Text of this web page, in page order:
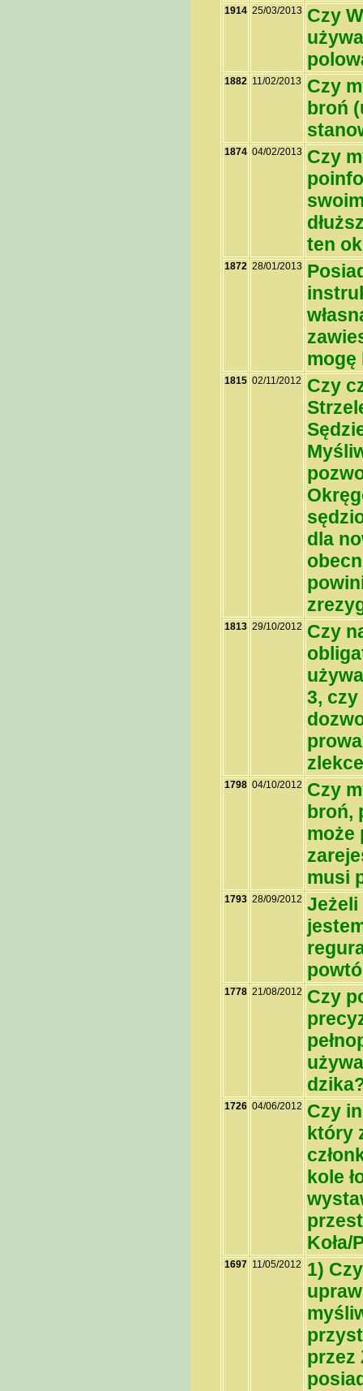
1914 25/03/2013 Czy
1882 11/02/2013
Czy
broń
1874 04/02/2013 Czy
ten
1872 28/01/2013
mogę
1815 02/11/2012
Czy
dla
1813 29/10/2012 Czy
3,
1798 04/10/2012 Czy
broń,
może
musi
1793 28/09/2012 Jeżeli
1778 21/08/2012 Czy
1726 04/06/2012 Czy
który
kole
Koła/
1697 11/05/2012
1)
przez